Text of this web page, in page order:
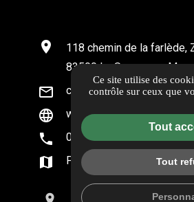
place mail
location_on
118 chemin de la farlède,
83500 La Seyne-sur-Mer
mail_outline
language www.habitatconcept83.fr
phone 04 88 91 95 11
map Plan d'accès
Ce site utilise des
contrôle sur ceux que
Tout
Tout